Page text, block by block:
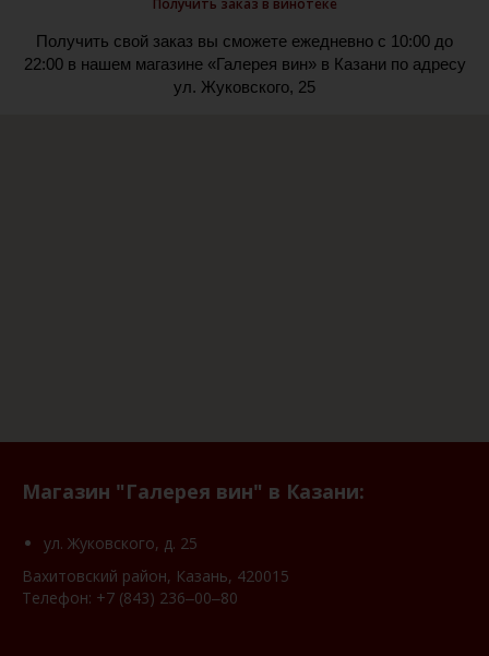
Получить заказ в винотеке
Получить свой заказ вы сможете ежедневно с 10:00 до
22:00 в нашем магазине «Галерея вин» в Казани по адресу
ул. Жуковского, 25
Магазин "Галерея вин" в Казани:
ул. Жуковского, д. 25
Вахитовский район, Казань, 420015
Телефон: +7 (843) 236‒00‒80